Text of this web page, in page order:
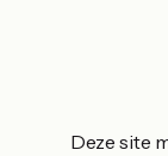
Deze site